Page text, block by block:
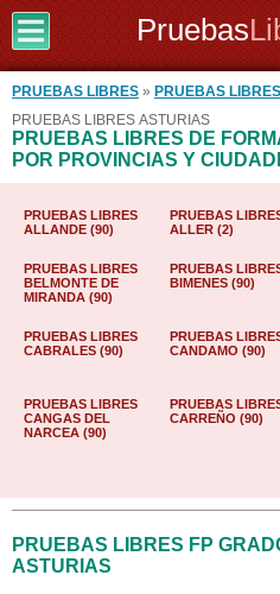
Pruebas
PRUEBAS LIBRES » PRUEBAS
PRUEBAS LIBRES ASTURIAS
PRUEBAS LIBRES DE
POR PROVINCIAS Y
PRUEBAS LIBRES
ALLANDE (90)
PRUEBAS
ALLER (2)
PRUEBAS LIBRES
BELMONTE DE
MIRANDA (90)
PRUEBAS
BIMENES (90)
PRUEBAS LIBRES
CABRALES (90)
PRUEBAS
CANDAMO (90)
PRUEBAS LIBRES
CANGAS DEL
NARCEA (90)
PRUEBAS
CARREÑO (90)
PRUEBAS LIBRES FP
ASTURIAS